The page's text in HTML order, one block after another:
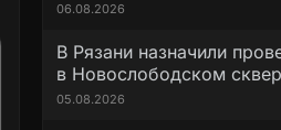
06.08.2026
В Рязани назначили
в Новослободском
05.08.2026